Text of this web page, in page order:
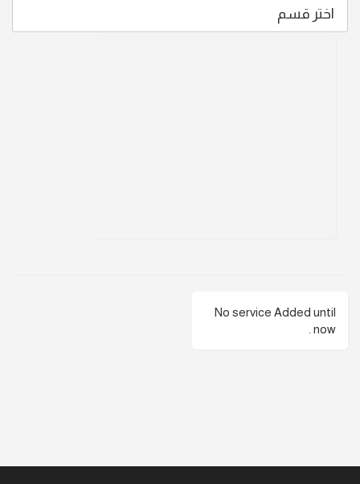
اختر قسم
No service Added until
now .